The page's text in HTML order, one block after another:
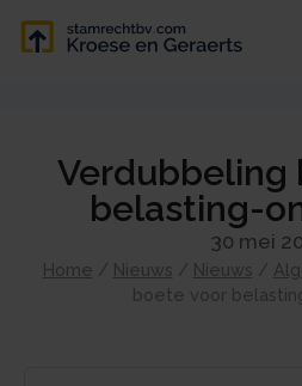
Verdubbeling
belasting-
30 mei
Home / Nieuws / Nieuws /
boete voor